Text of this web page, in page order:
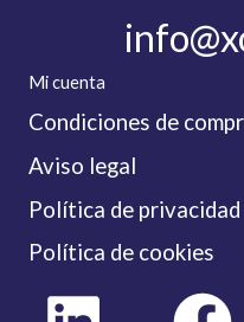
Mi cuenta
Condiciones de
Aviso legal
Política de privacidad
Política de cookies